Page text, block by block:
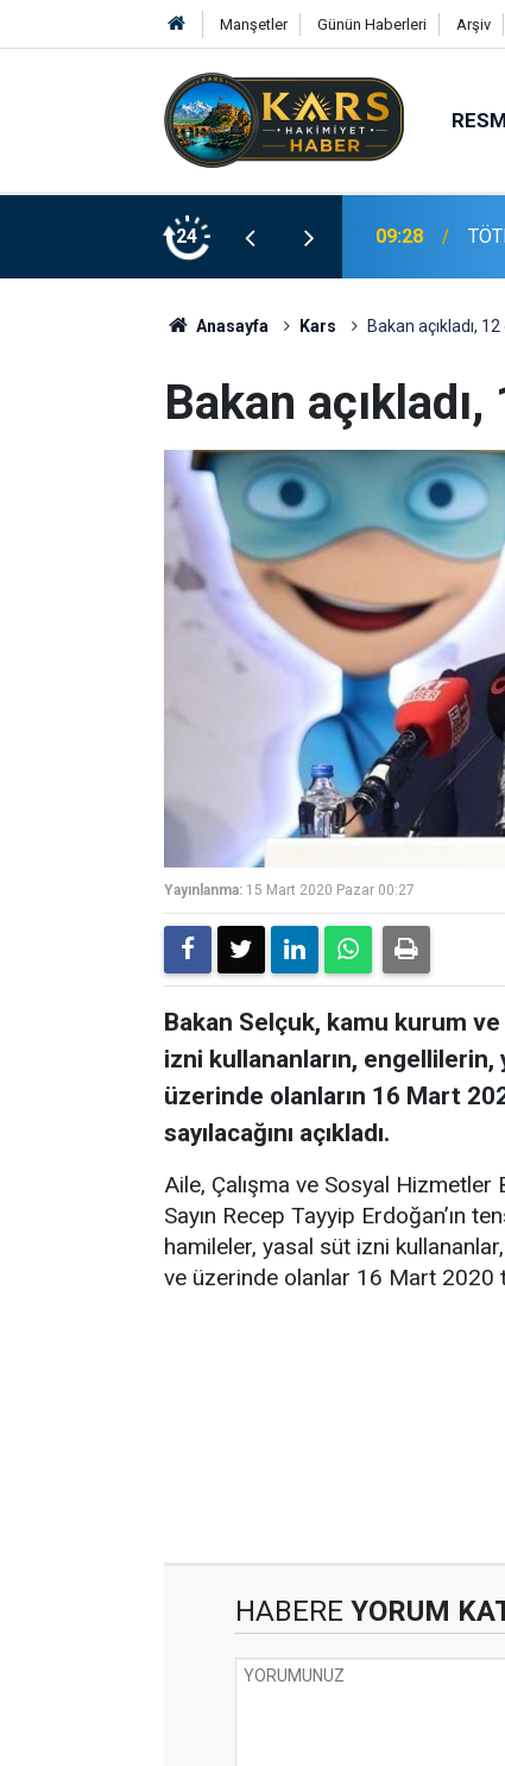
Manşetler Günün Haberleri Arşiv
24
açılışı gerçekleştirildi 09:18 Yaz
Anasayfa Kars Bakan açıkladı,
Bakan
Yayınlanma: 15 Mart 2020 Pazar 00:27
Bakan Selçuk, kamu kurum
izni kullananların,
üzerinde olanların 16 Mart
sayılacağını açıkladı.
Aile, Çalışma ve Sosyal Hizmetler
Sayın Recep Tayyip Erdoğan’ın
hamileler, yasal süt izni
ve üzerinde olanlar 16 Mart 2020
HABERE YORUM